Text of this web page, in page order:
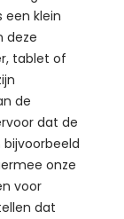
een klein
deze
tablet of
de
dat de
onze
voor
dat